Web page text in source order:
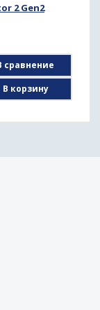
2 Gen2
сравнение
В корзину